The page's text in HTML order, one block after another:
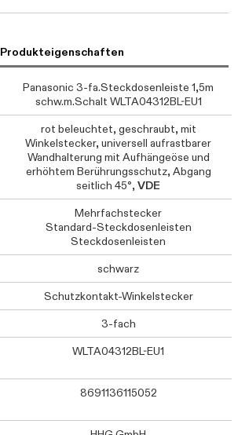
Produkteigenschaften
Panasonic 3-fa.Steckdosenleiste 1,5m
schw.m.Schalt WLTA04312BL-EU1
rot beleuchtet, geschraubt, mit
Winkelstecker, universell aufrastbarer
Wandhalterung mit Aufhängeöse und
erhöhtem Berührungsschutz, Abgang
seitlich 45°,VDE
Mehrfachstecker
Standard-Steckdosenleisten
Steckdosenleisten
schwarz
Schutzkontakt-Winkelstecker
3-fach
WLTA04312BL-EU1
8691136115052